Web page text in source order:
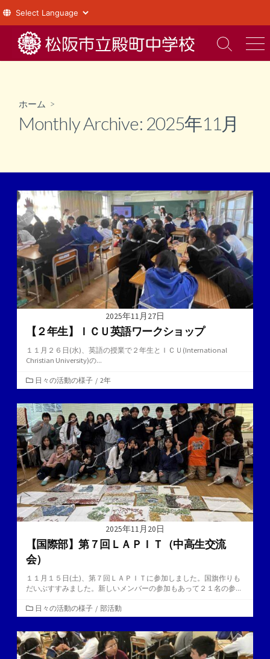
テ
検
索
メ
ニ
ホーム >
Monthly Archive: 2025年11月
2025年11月27日
【２年生】ＩＣＵ英語ワークショップ
１１月２６日(水)、英語の授業で２年生とＩＣＵ(International
Christian University)の...
カ
テ
ゴ
リ
ー
日々の活動の様子 / 2年
2025年11月20日
【国際部】第７回ＬＡＰＩＴ（中高生交流
会）
１１月１５日(土)、第７回ＬＡＰＩＴに参加しました。国旗作りも
だいぶすすみました。新しいメンバーの参加もあって２１名の参...
カ
テ
ゴ
リ
ー
日々の活動の様子 / 部活動